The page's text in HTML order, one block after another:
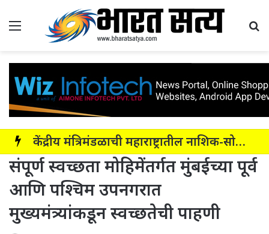
Menu
केंद्रीय मंत्रिमंडळाची महाराष्ट्रातील नाशिक-सोलापूर-अक्कलकोट या सहा पदरी ग्रीनफील्ड कॉरिडॉरला मंजुरी
संपूर्ण स्वच्छता मोहिमेंतर्गत मुंबईच्या पूर्व
आणि पश्चिम उपनगरात
मुख्यमंत्र्यांकडून स्वच्छतेची पाहणी